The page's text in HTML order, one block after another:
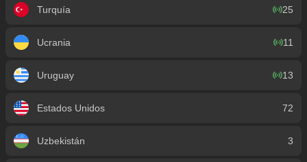
Turquía 25
Ucrania 11
Uruguay 13
Estados Unidos 72
Uzbekistán 3